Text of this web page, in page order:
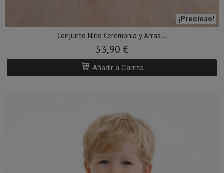
¡Precioso!
Conjunto Niño Ceremonia y Arras...
53,90 €
Añadir a Carrito